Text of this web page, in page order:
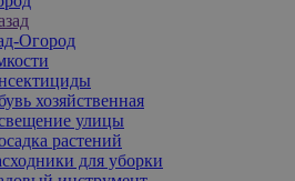
Огород
хозяйственная
улицы
растений
для уборки